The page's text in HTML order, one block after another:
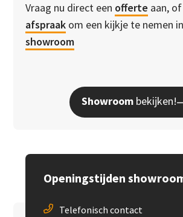
Vraag nu direct een offerte aan,
afspraak om een kijkje te nemen
showroom
Showroom bekijken!
Openingstijden
Telefonisch contact